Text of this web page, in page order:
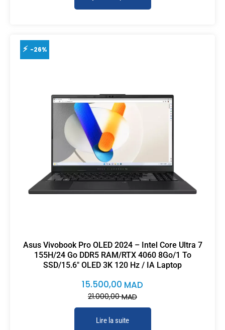
-26%
Asus Vivobook Pro OLED 2024 – Intel Core Ultra 7
155H/24 Go DDR5 RAM/RTX 4060 8Go/1 To
SSD/15.6″ OLED 3K 120 Hz / IA Laptop
21.000,00MAD
15.500,00 MAD
Lire la suite